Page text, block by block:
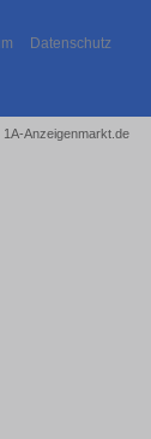
Datenschutz
Anzeigenmarkt.de